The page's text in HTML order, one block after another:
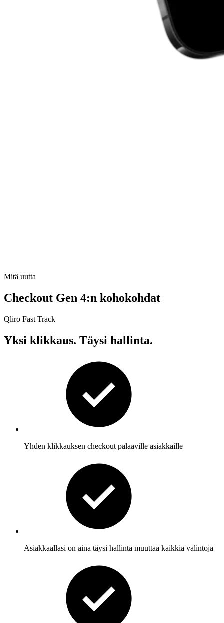
Mitä uutta
Checkout Gen 4:n kohokohdat
Qliro Fast Track
Yksi klikkaus. Täysi hallinta.
Yhden klikkauksen checkout palaaville asiakkaille
Asiakkaallasi on aina täysi hallinta muuttaa kaikkia valintoja